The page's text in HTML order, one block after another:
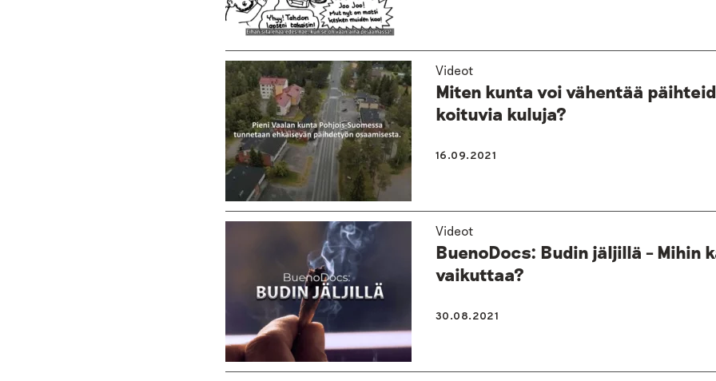
Videot
Miten kunta voi vähentää
koituvia kuluja?
16.09.2021
Videot
BuenoDocs: Budin jäljillä – Mihin
vaikuttaa?
30.08.2021